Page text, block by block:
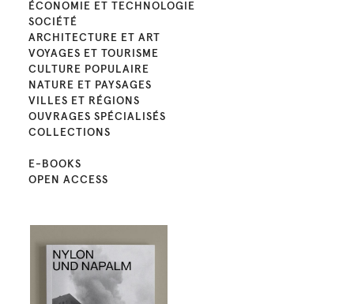
ÉCONOMIE ET TECHNOLOGIE
SOCIÉTÉ
ARCHITECTURE ET ART
VOYAGES ET TOURISME
CULTURE POPULAIRE
NATURE ET PAYSAGES
VILLES ET RÉGIONS
OUVRAGES SPÉCIALISÉS
COLLECTIONS
E-BOOKS
OPEN ACCESS